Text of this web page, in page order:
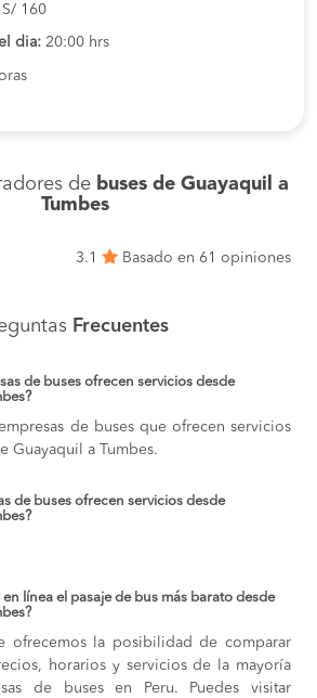
S/ 160
dia: 20:00 hrs
de buses de Guayaquil a
Tumbes
3.1 Basado en 61 opiniones
Frecuentes
de buses ofrecen servicios desde
de buses que ofrecen servicios
Guayaquil a Tumbes.
de buses ofrecen servicios desde
línea el pasaje de bus más barato desde
ofrecemos la posibilidad de comparar
horarios y servicios de la mayoría
de buses en Peru. Puedes visitar